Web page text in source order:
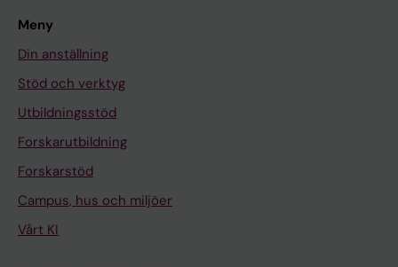
Meny
Din anställning
Stöd och verktyg
Utbildningsstöd
Forskarutbildning
Forskarstöd
Campus, hus och miljöer
Vårt KI